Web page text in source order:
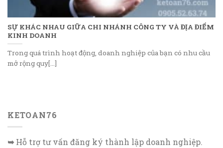
SỰ KHÁC NHAU GIỮA CHI NHÁNH CÔNG TY VÀ ĐỊA ĐIỂM
KINH DOANH
Trong quá trình hoạt động, doanh nghiệp của bạn có nhu cầu
mở rộng quy[...]
KETOAN76
➥Hỗ trợ tư vấn đăng ký thành lập doanh nghiệp.